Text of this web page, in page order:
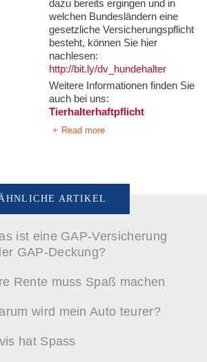
dazu bereits ergingen und in
welchen Bundesländern eine
gesetzliche Versicherungspflicht
besteht, können Sie hier
nachlesen:
http://bit.ly/dv_hundehalter
Weitere Informationen finden Sie
auch bei uns:
Tierhalterhaftpflicht
Read more
ARTIKEL
ist eine GAP-Versicherung
GAP-Deckung?
Rente muss Spaß machen
wird mein Auto teurer?
hat Spass